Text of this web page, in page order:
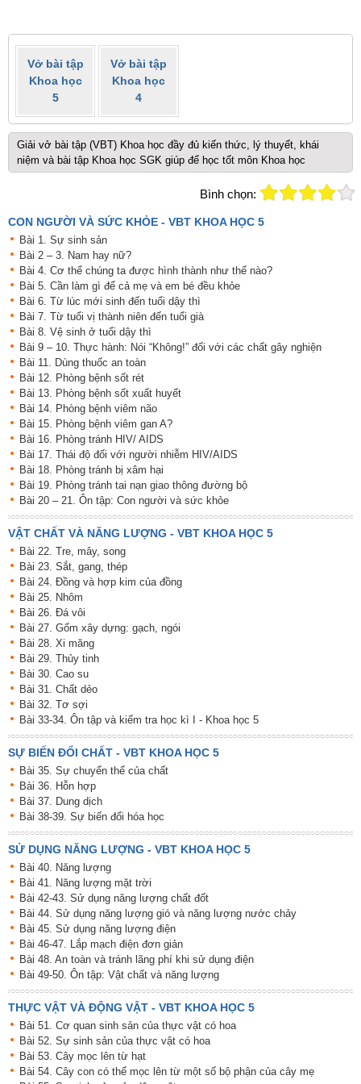
Vở bài tập
Khoa học
5
Vở bài tập
Khoa học
4
Giải vở bài tập (VBT) Khoa học đầy đủ kiến thức, lý thuyết, khái
niệm và bài tập Khoa học SGK giúp để học tốt môn Khoa học
Bình chọn:
CON NGƯỜI VÀ SỨC KHỎE - VBT KHOA HỌC 5
Bài 1. Sự sinh sản
Bài 2 – 3. Nam hay nữ?
Bài 4. Cơ thể chúng ta được hình thành như thế nào?
Bài 5. Cần làm gì để cả mẹ và em bé đều khỏe
Bài 6. Từ lúc mới sinh đến tuổi dậy thì
Bài 7. Từ tuổi vị thành niên đến tuổi già
Bài 8. Vệ sinh ở tuổi dậy thì
Bài 9 – 10. Thực hành: Nói “Không!” đối với các chất gây nghiện
Bài 11. Dùng thuốc an toàn
Bài 12. Phòng bệnh sốt rét
Bài 13. Phòng bệnh sốt xuất huyết
Bài 14. Phòng bệnh viêm não
Bài 15. Phòng bệnh viêm gan A?
Bài 16. Phòng tránh HIV/ AIDS
Bài 17. Thái độ đối với người nhiễm HIV/AIDS
Bài 18. Phòng tránh bị xâm hại
Bài 19. Phòng tránh tai nạn giao thông đường bộ
Bài 20 – 21. Ôn tập: Con người và sức khỏe
VẬT CHẤT VÀ NĂNG LƯỢNG - VBT KHOA HỌC 5
Bài 22. Tre, mây, song
Bài 23. Sắt, gang, thép
Bài 24. Đồng và hợp kim của đồng
Bài 25. Nhôm
Bài 26. Đá vôi
Bài 27. Gốm xây dựng: gạch, ngói
Bài 28. Xi măng
Bài 29. Thủy tinh
Bài 30. Cao su
Bài 31. Chất dẻo
Bài 32. Tơ sợi
Bài 33-34. Ôn tập và kiểm tra học kì I - Khoa học 5
SỰ BIẾN ĐỔI CHẤT - VBT KHOA HỌC 5
Bài 35. Sự chuyển thể của chất
Bài 36. Hỗn hợp
Bài 37. Dung dịch
Bài 38-39. Sự biến đổi hóa học
SỬ DỤNG NĂNG LƯỢNG - VBT KHOA HỌC 5
Bài 40. Năng lượng
Bài 41. Năng lượng mặt trời
Bài 42-43. Sử dụng năng lượng chất đốt
Bài 44. Sử dụng năng lượng gió và năng lượng nước chảy
Bài 45. Sử dụng năng lượng điện
Bài 46-47. Lắp mạch điện đơn giản
Bài 48. An toàn và tránh lãng phí khi sử dụng điện
Bài 49-50. Ôn tập: Vật chất và năng lượng
THỰC VẬT VÀ ĐỘNG VẬT - VBT KHOA HỌC 5
Bài 51. Cơ quan sinh sản của thực vật có hoa
Bài 52. Sự sinh sản của thực vật có hoa
Bài 53. Cây mọc lên từ hạt
Bài 54. Cây con có thể mọc lên từ một số bộ phận của cây mẹ